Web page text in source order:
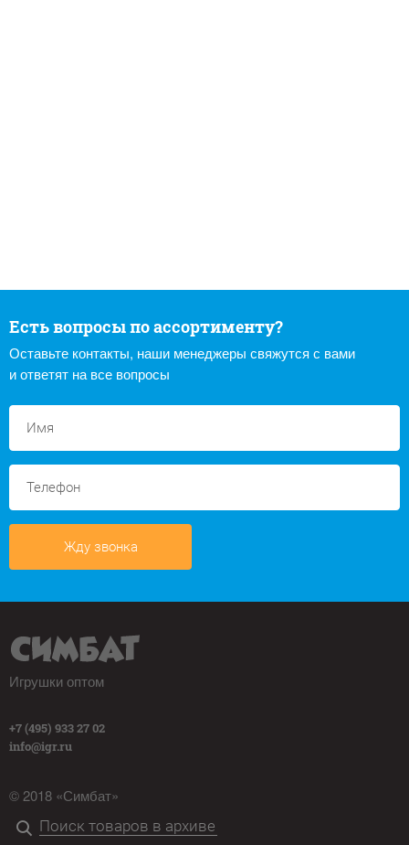
Есть вопросы по ассортименту?
Оставьте контакты, наши менеджеры свяжутся с вами
и ответят на все вопросы
Жду звонка
Игрушки оптом
+7 (495) 933 27 02
info@igr.ru
© 2018 «Симбат»